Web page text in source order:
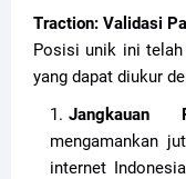
Traction: Validasi
Posisi unik ini
yang dapat diukur
Jangkauan
mengamankan
internet